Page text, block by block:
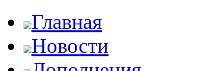
Главная
Новости